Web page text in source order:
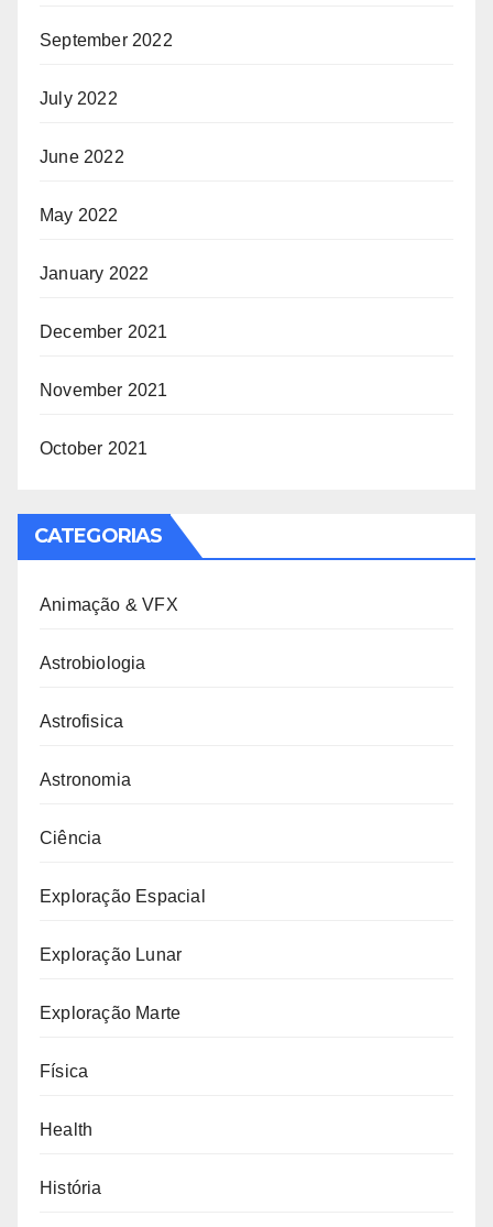
September 2022
July 2022
June 2022
May 2022
January 2022
December 2021
November 2021
October 2021
CATEGORIAS
Animação & VFX
Astrobiologia
Astrofisica
Astronomia
Ciência
Exploração Espacial
Exploração Lunar
Exploração Marte
Física
Health
História